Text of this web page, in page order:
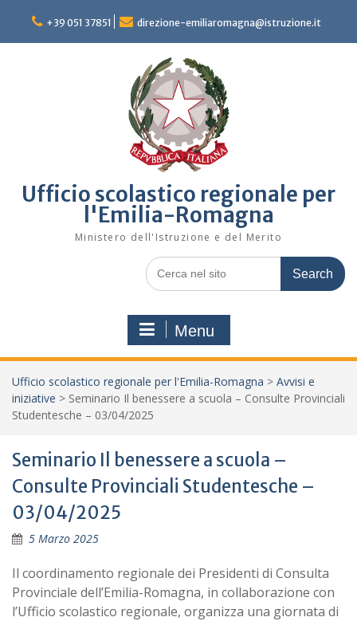
content
+39 051 37851 direzione-emiliaromagna@istruzione.it
Ufficio scolastico regionale per
l'Emilia-Romagna
Ministero dell'Istruzione e del Merito
Search
for:
Menu
Ufficio scolastico regionale per l'Emilia-Romagna > Avvisi e
iniziative > Seminario Il benessere a scuola – Consulte Provinciali
Studentesche – 03/04/2025
Seminario Il benessere a scuola –
Consulte Provinciali Studentesche –
03/04/2025
5 Marzo 2025
Il coordinamento regionale dei Presidenti di Consulta
Provinciale dell’Emilia-Romagna, in collaborazione con
l’Ufficio scolastico regionale, organizza una giornata di